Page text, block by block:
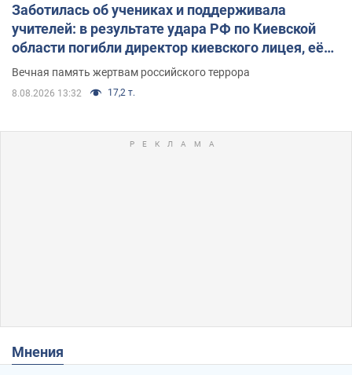
Заботилась об учениках и поддерживала
учителей: в результате удара РФ по Киевской
области погибли директор киевского лицея, её
муж и внук
Вечная память жертвам российского террора
8.08.2026 13:32 17,2 т.
Мнения